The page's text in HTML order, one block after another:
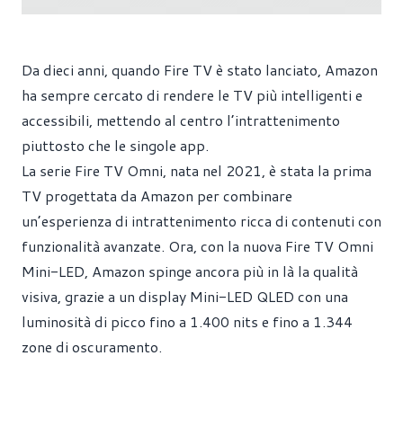
Da dieci anni, quando Fire TV è stato lanciato, Amazon
ha sempre cercato di rendere le TV più intelligenti e
accessibili, mettendo al centro l’intrattenimento
piuttosto che le singole app.
La serie Fire TV Omni, nata nel 2021, è stata la prima
TV progettata da Amazon per combinare
un’esperienza di intrattenimento ricca di contenuti con
funzionalità avanzate. Ora, con la nuova Fire TV Omni
Mini-LED, Amazon spinge ancora più in là la qualità
visiva, grazie a un display Mini-LED QLED con una
luminosità di picco fino a 1.400 nits e fino a 1.344
zone di oscuramento.